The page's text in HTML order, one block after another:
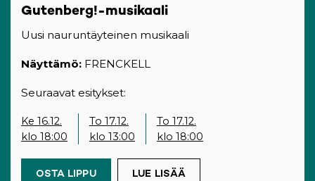
Gutenberg!-musikaali
Uusi nauruntäyteinen musikaali
Näyttämö: FRENCKELL
Seuraavat esitykset:
Ke 16.12.
klo 18:00
To 17.12.
klo 13:00
To 17.12.
klo 18:00
OSTA LIPPU(OPENS IN A NEW TAB)
LUE LISÄÄ